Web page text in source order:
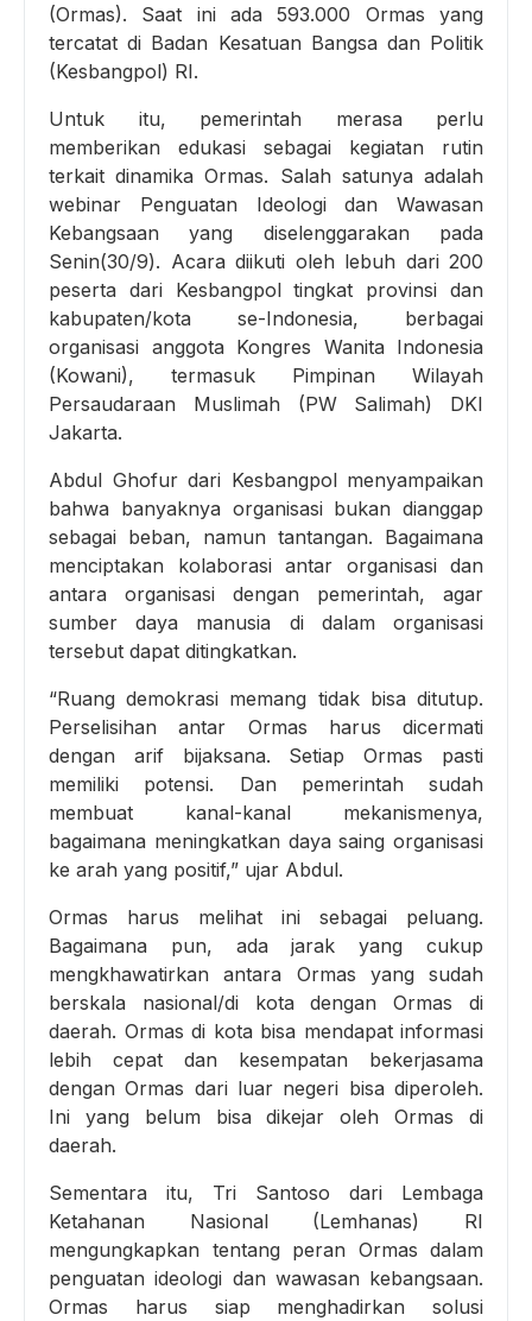
(Ormas). Saat ini ada 593.000 Ormas yang
tercatat di Badan Kesatuan Bangsa dan Politik
(Kesbangpol) RI.
Untuk itu, pemerintah merasa perlu
memberikan edukasi sebagai kegiatan rutin
terkait dinamika Ormas. Salah satunya adalah
webinar Penguatan Ideologi dan Wawasan
Kebangsaan yang diselenggarakan pada
Senin(30/9). Acara diikuti oleh lebuh dari 200
peserta dari Kesbangpol tingkat provinsi dan
kabupaten/kota se-Indonesia, berbagai
organisasi anggota Kongres Wanita Indonesia
(Kowani), termasuk Pimpinan Wilayah
Persaudaraan Muslimah (PW Salimah) DKI
Jakarta.
Abdul Ghofur dari Kesbangpol menyampaikan
bahwa banyaknya organisasi bukan dianggap
sebagai beban, namun tantangan. Bagaimana
menciptakan kolaborasi antar organisasi dan
antara organisasi dengan pemerintah, agar
sumber daya manusia di dalam organisasi
tersebut dapat ditingkatkan.
“Ruang demokrasi memang tidak bisa ditutup.
Perselisihan antar Ormas harus dicermati
dengan arif bijaksana. Setiap Ormas pasti
memiliki potensi. Dan pemerintah sudah
membuat kanal-kanal mekanismenya,
bagaimana meningkatkan daya saing organisasi
ke arah yang positif,” ujar Abdul.
Ormas harus melihat ini sebagai peluang.
Bagaimana pun, ada jarak yang cukup
mengkhawatirkan antara Ormas yang sudah
berskala nasional/di kota dengan Ormas di
daerah. Ormas di kota bisa mendapat informasi
lebih cepat dan kesempatan bekerjasama
dengan Ormas dari luar negeri bisa diperoleh.
Ini yang belum bisa dikejar oleh Ormas di
daerah.
Sementara itu, Tri Santoso dari Lembaga
Ketahanan Nasional (Lemhanas) RI
mengungkapkan tentang peran Ormas dalam
penguatan ideologi dan wawasan kebangsaan.
Ormas harus siap menghadirkan solusi